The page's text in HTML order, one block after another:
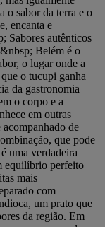
o sabor da terra e o
encanta e
Sabores autênticos
Belém é o
o lugar onde a
o tucupi ganha
da gastronomia
o corpo e a
em outras
de
que pode
uma verdadeira
equilíbrio perfeito
mais
com
um prato que
da região. Em